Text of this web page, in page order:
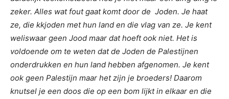
zeker. Alles wat fout gaat komt door de Joden. Je haat
ze, die kkjoden met hun land en die vlag van ze. Je kent
weliswaar geen Jood maar dat hoeft ook niet. Het is
voldoende om te weten dat de Joden de Palestijnen
onderdrukken en hun land hebben afgenomen. Je kent
ook geen Palestijn maar het zijn je broeders! Daarom
knutsel je een doos die op een bom lijkt in elkaar en die